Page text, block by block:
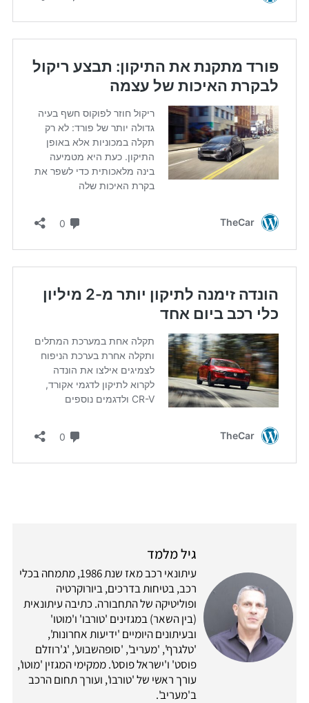
גיל מלמד
עיתונאי רכב מאז שנת 1986, מתמחה בכלי
רכב, בטיחות בדרכים, ביורוקרטיה
ופוליטיקה של התחבורה. כתיבה עיתונאית
(בין השאר) במגזינים 'טורבו' ו'מוטו'
ובעיתונים היומיים 'ידיעות אחרונות',
'טלגרף', 'מעריב', 'סופהשבוע', 'ג'רוזלם
פוסט' ו'ישראל פוסט'. ממקימי המגזין 'מוטו',
עורך ראשי של 'טורבו', ועורך תחום הרכב
ב'מעריב'.